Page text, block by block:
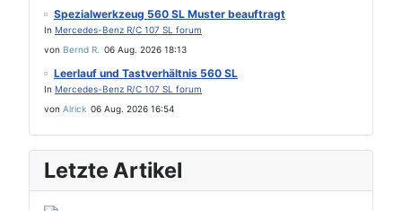
Spezialwerkzeug 560 SL Muster beauftragt
In Mercedes-Benz R/C 107 SL forum
von Bernd R. 06 Aug. 2026 18:13
Leerlauf und Tastverhältnis 560 SL
In Mercedes-Benz R/C 107 SL forum
von Alrick 06 Aug. 2026 16:54
Letzte Artikel